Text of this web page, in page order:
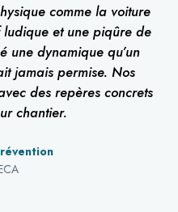
comme la voiture
et une piqûre de
une dynamique qu’un
jamais permise. Nos
des repères concrets
chantier.